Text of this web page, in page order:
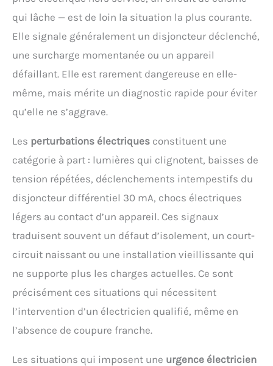
qui lâche — est de loin la situation la plus courante.
Elle signale généralement un disjoncteur déclenché,
une surcharge momentanée ou un appareil
défaillant. Elle est rarement dangereuse en elle-
même, mais mérite un diagnostic rapide pour éviter
qu’elle ne s’aggrave.
Les perturbations électriques constituent une
catégorie à part : lumières qui clignotent, baisses de
tension répétées, déclenchements intempestifs du
disjoncteur différentiel 30 mA, chocs électriques
légers au contact d’un appareil. Ces signaux
traduisent souvent un défaut d’isolement, un court-
circuit naissant ou une installation vieillissante qui
ne supporte plus les charges actuelles. Ce sont
précisément ces situations qui nécessitent
l’intervention d’un électricien qualifié, même en
l’absence de coupure franche.
Les situations qui imposent une urgence électricien